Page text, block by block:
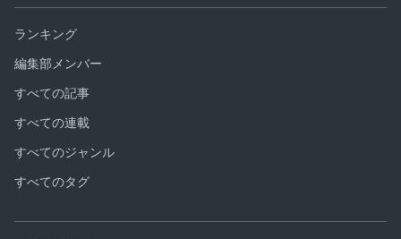
ランキング
編集部メンバー
すべての記事
すべての連載
すべてのジャンル
すべてのタグ